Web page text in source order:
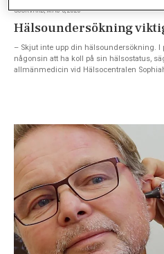
SJUKVÅRD, MAJ 5, 2020
Hälsoundersökning
– Skjut inte upp din hälsoundersökning. I
någonsin att ha koll på sin hälsostatus,
allmänmedicin vid Hälsocentralen